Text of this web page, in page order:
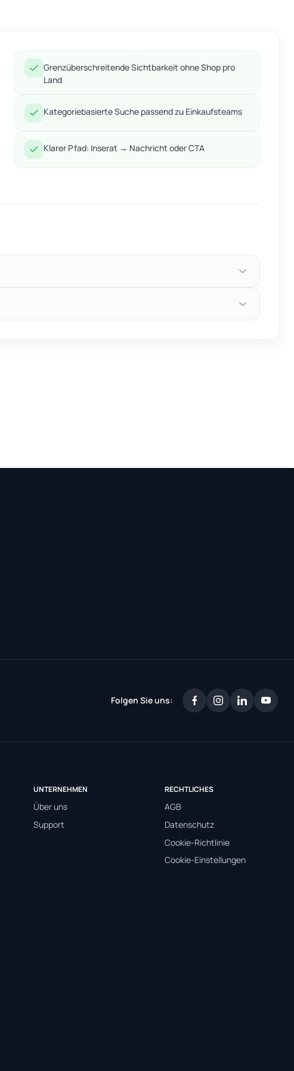
Grenzüberschreitende Sichtbarkeit ohne Shop pro
Land
Kategoriebasierte Suche passend zu Einkaufsteams
Klarer Pfad: Inserat → Nachricht oder CTA
Folgen Sie uns:
UNTERNEHMEN
Über uns
Support
RECHTLICHES
AGB
Datenschutz
Cookie-Richtlinie
Cookie-Einstellungen